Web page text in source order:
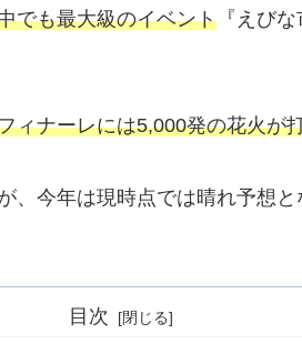
でも最大級のイベント 『えび
ィナーレには5,000発の花火が
、今年は現時点では晴れ予想
目次